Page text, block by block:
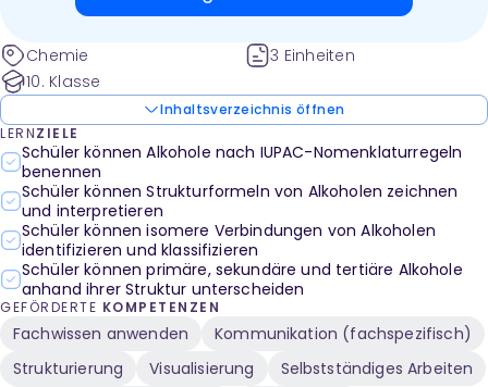
Chemie
10. Klasse
3 Einheiten
Inhaltsverzeichnis öffnen
LERNZIELE
Schüler können Alkohole nach IUPAC-Nomenklaturregeln
benennen
Schüler können Strukturformeln von Alkoholen zeichnen
und interpretieren
Schüler können isomere Verbindungen von Alkoholen
identifizieren und klassifizieren
Schüler können primäre, sekundäre und tertiäre Alkohole
anhand ihrer Struktur unterscheiden
GEFÖRDERTE KOMPETENZEN
Fachwissen anwenden
Kommunikation (fachspezifisch)
Strukturierung
Visualisierung
Selbstständiges Arbeiten